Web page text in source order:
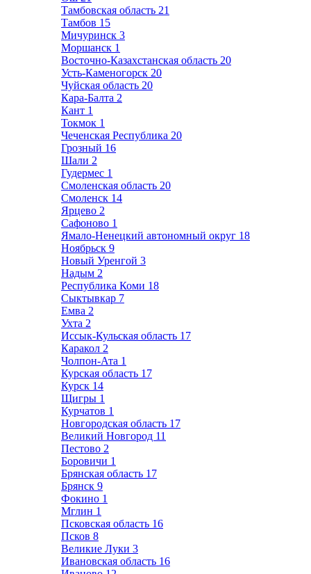
Тамбовская область 21
Тамбов 15
Мичуринск 3
Моршанск 1
Восточно-Казахстанская область 20
Усть-Каменогорск 20
Чуйская область 20
Кара-Балта 2
Кант 1
Токмок 1
Чеченская Республика 20
Грозный 16
Шали 2
Гудермес 1
Смоленская область 20
Смоленск 14
Ярцево 2
Сафоново 1
Ямало-Ненецкий автономный округ 18
Ноябрьск 9
Новый Уренгой 3
Надым 2
Республика Коми 18
Сыктывкар 7
Емва 2
Ухта 2
Иссык-Кульская область 17
Каракол 2
Чолпон-Ата 1
Курская область 17
Курск 14
Щигры 1
Курчатов 1
Новгородская область 17
Великий Новгород 11
Пестово 2
Боровичи 1
Брянская область 17
Брянск 9
Фокино 1
Мглин 1
Псковская область 16
Псков 8
Великие Луки 3
Ивановская область 16